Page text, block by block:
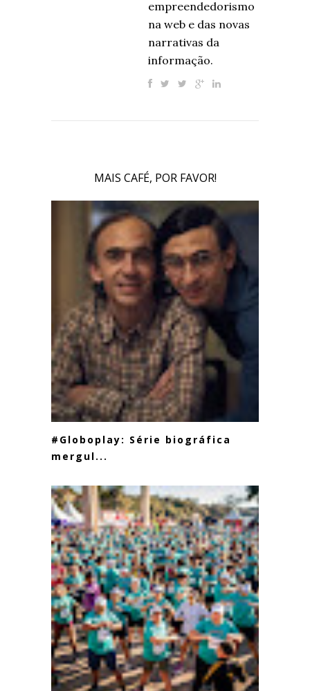
empreendedorismo
na web e das novas
narrativas da
informação.
MAIS CAFÉ, POR FAVOR!
#Globoplay: Série biográfica
mergul...